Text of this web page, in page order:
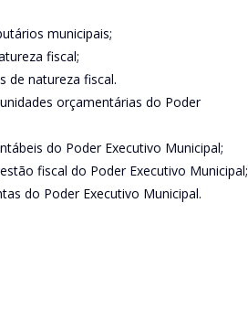
municipais;
fiscal;
de natureza fiscal.
orçamentárias do Poder
do Poder Executivo Municipal;
fiscal do Poder Executivo Municipal;
do Poder Executivo Municipal.